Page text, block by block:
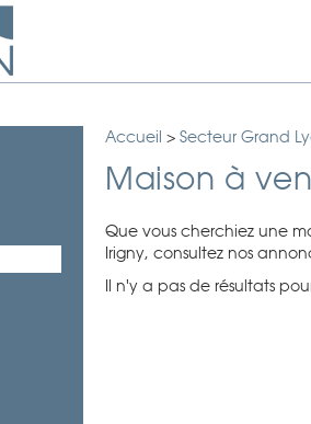
Accueil > Secteur Grand
Maison à
Que vous cherchiez une
Irigny, consultez nos
Il n'y a pas de résultats